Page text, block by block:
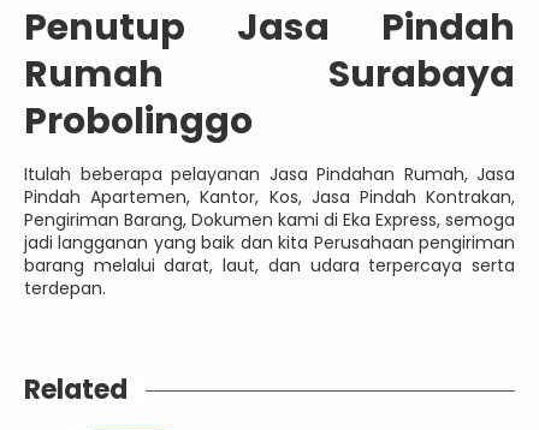
Penutup Jasa Pindah
Rumah Surabaya
Probolinggo
Itulah beberapa pelayanan Jasa Pindahan Rumah, Jasa
Pindah Apartemen, Kantor, Kos, Jasa Pindah Kontrakan,
Pengiriman Barang, Dokumen kami di Eka Express, semoga
jadi langganan yang baik dan kita Perusahaan pengiriman
barang melalui darat, laut, dan udara terpercaya serta
terdepan.
Related